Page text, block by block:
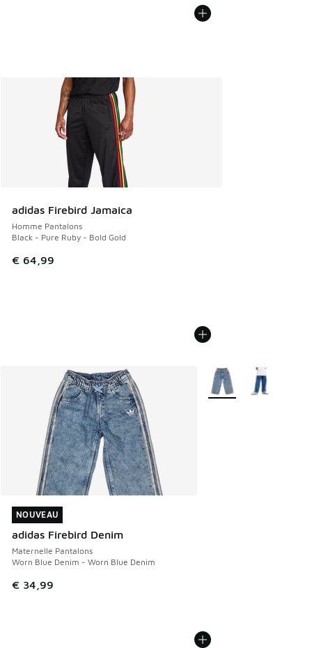
adidas Firebird Jamaica
Homme Pantalons
Black - Pure Ruby - Bold Gold
€ 64,99
NOUVEAU
adidas Firebird Denim
Maternelle Pantalons
Worn Blue Denim - Worn Blue Denim
€ 34,99
NOUVEAU
Plus de couleurs